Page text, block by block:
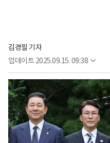
김경필 기자
업데이트 2025.09.15. 09:38